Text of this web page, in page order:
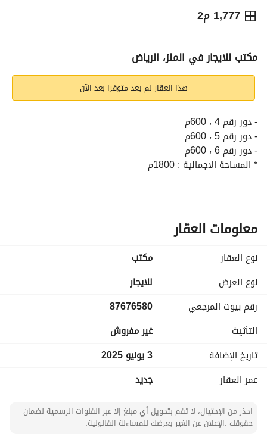
1,777 م2
⃁
810,000
الإعلان الاماكن القريبة
مكتب للايجار في الملز، الرياض
هذا العقار لم يعد متوفرا بعد الآن
- دور رقم 4 ، 600م
- دور رقم 5 ، 600م
- دور رقم 6 ، 600م
* المساحة الاجمالية : 1800م
معلومات العقار
نوع العقار
مکتب
نوع العرض
للايجار
رقم بيوت المرجعي
87676580
التأثيث
غير مفروش
تاريخ الإضافة
3 يونيو 2025
عمر العقار
جديد
احذر من الإحتيال، لا تقم بتحويل أي مبلغ إلا عبر القنوات الرسمية لضمان
حقوقك .الإعلان عن الغير يعرضك للمساءلة القانونية.